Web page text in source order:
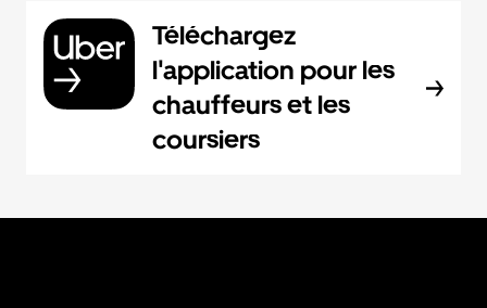
Téléchargez
l'application pour les
chauffeurs et les
coursiers